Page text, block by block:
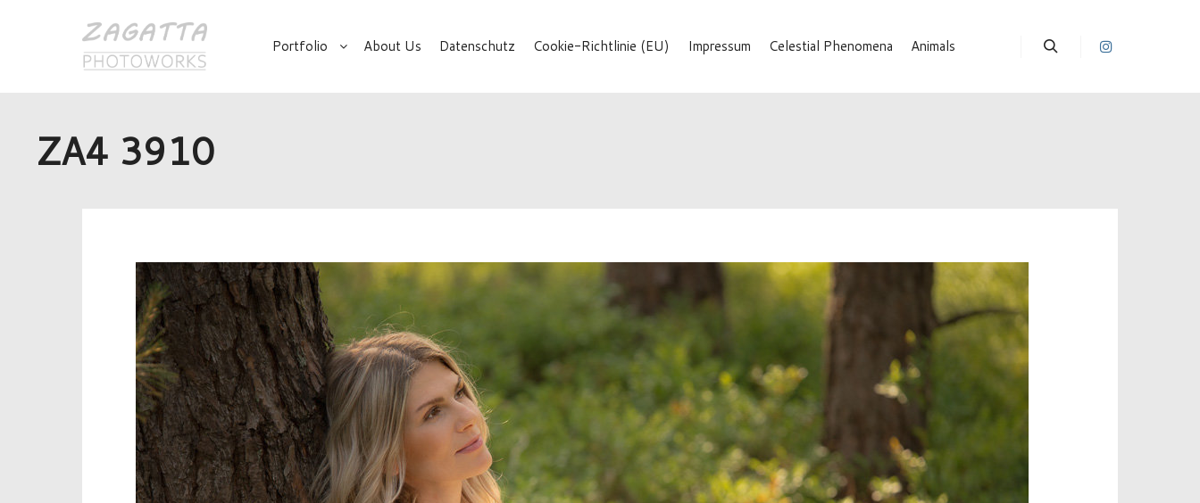
Portfolio About Us Datenschutz Cookie-Richtlinie (EU) Impressum Celestial Phenomena Animals
ZA4 3910